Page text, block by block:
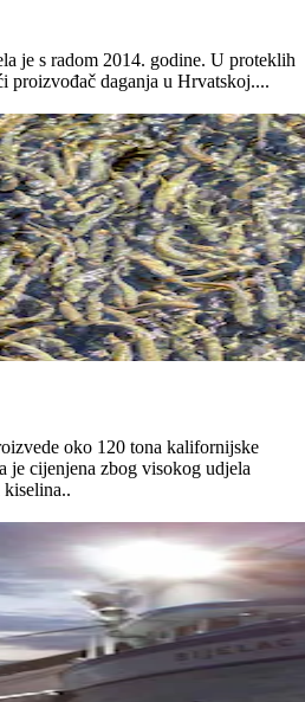
je s radom 2014. godine. U proteklih
proizvođač daganja u Hrvatskoj....
oko 120 tona kalifornijske
je cijenjena zbog visokog udjela
kiselina..